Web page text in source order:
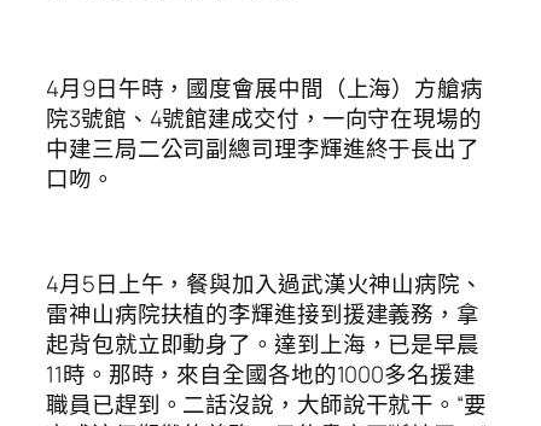
4月9日午時，國度會展中間（上海）方艙病
院3號館、4號館建成交付，一向守在現場的
中建三局二公司副總司理李輝進終于長出了
口吻。
4月5日上午，餐與加入過武漢火神山病院、
雷神山病院扶植的李輝進接到援建義務，拿
起背包就立即動身了。達到上海，已是早晨
11時。那時，來自全國各地的1000多名援建
職員已趕到。二話沒說，大師說干就干。“要